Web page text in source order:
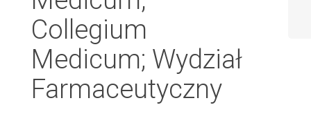
Collegium
Medicum; Wydział
Farmaceutyczny